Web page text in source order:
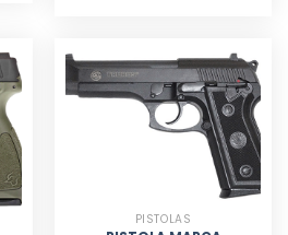
PISTOLAS